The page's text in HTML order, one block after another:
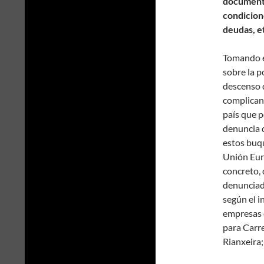
deudas,
Tomando
sobre la
descenso
país que
denuncia
estos
Unión
concreto,
según el
para